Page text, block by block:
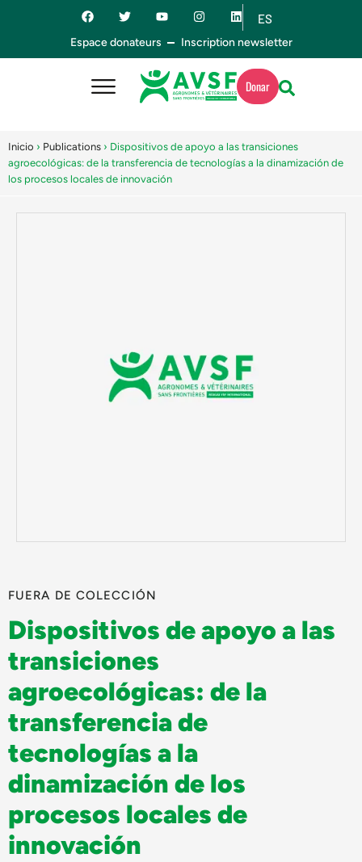
ES
EN
Espace donateurs Inscription newsletter
Donar
Inicio › Publications › Dispositivos de apoyo a las transiciones
agroecológicas: de la transferencia de tecnologías a la dinamización de
los procesos locales de innovación
FUERA DE COLECCIÓN
Dispositivos de apoyo a las
transiciones
agroecológicas: de la
transferencia de
tecnologías a la
dinamización de los
procesos locales de
innovación